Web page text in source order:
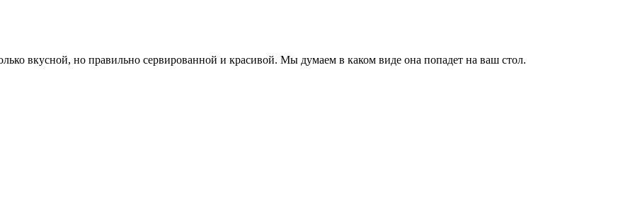
вкусной, но правильно сервированной и красивой. Мы думаем в каком виде она попадет на ваш стол.